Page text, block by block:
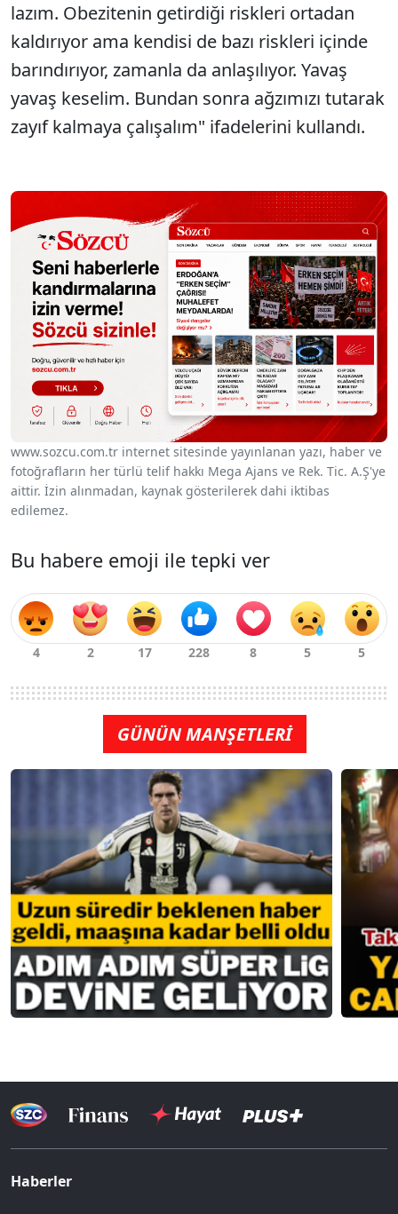
lazım. Obezitenin getirdiği riskleri ortadan
kaldırıyor ama kendisi de bazı riskleri içinde
barındırıyor, zamanla da anlaşılıyor. Yavaş
yavaş keselim. Bundan sonra ağzımızı tutarak
zayıf kalmaya çalışalım" ifadelerini kullandı.
www.sozcu.com.tr internet sitesinde yayınlanan yazı, haber ve
fotoğrafların her türlü telif hakkı Mega Ajans ve Rek. Tic. A.Ş'ye
aittir. İzin alınmadan, kaynak gösterilerek dahi iktibas
edilemez.
Bu habere emoji ile tepki ver
GÜNÜN MANŞETLERİ
Haberler